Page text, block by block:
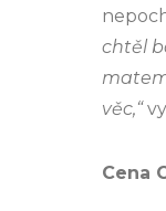
chtěl
věc,“
Cena